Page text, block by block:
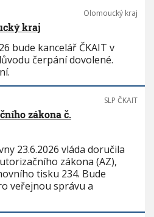
Olomoucký kraj
kraj
bude kancelář ČKAIT v
čerpání dovolené.
SLP ČKAIT
zákona č.
23.6.2026 vláda doručila
zákona (AZ),
tisku 234. Bude
veřejnou správu a